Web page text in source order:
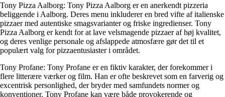
Tony Pizza Aalborg: Tony Pizza Aalborg er en anerkendt pizzeria
beliggende i Aalborg. Deres menu inkluderer en bred vifte af italienske
pizzaer med autentiske smagsvarianter og friske ingredienser. Tony
Pizza Aalborg er kendt for at lave velsmagende pizzaer af høj kvalitet,
og deres venlige personale og afslappede atmosfære gør det til et
populært valg for pizzaentusiaster i området.
Tony Profane: Tony Profane er en fiktiv karakter, der forekommer i
flere litterære værker og film. Han er ofte beskrevet som en farverig og
excentrisk personlighed, der bryder med samfundets normer og
konventioner. Tony Profane kan være både provokerende og